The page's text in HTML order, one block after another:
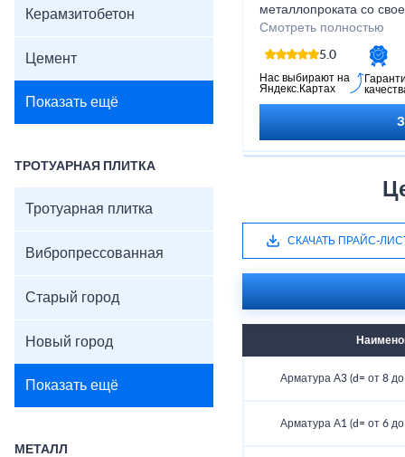
Керамзитобетон
Цемент
Показать ещё
ТРОТУАРНАЯ ПЛИТКА
Тротуарная плитка
Вибропрессованная
Старый город
Новый город
Показать ещё
МЕТАЛЛ
металлопроката со
Всеволожска и
Смотреть полностью
5.0
Нас выбирают на
Яндекс.Картах
СКАЧАТЬ ПРАЙС-
Арматура А3 (d= от 8
Арматура А1 (d= от 6